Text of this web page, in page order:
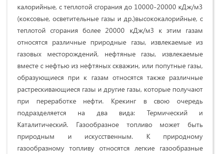
калорийные, с теплотой сгорания до 10000-20000 кДж/м3
(коксовые, осветительные газы и др.)высококалорийные, с
теплотой сгорания более 20000 кДж/м3 к этим газам
относятся различные природные газы, извлекаемые из
газовых месторождений, нефтяные газы, извлекаемые
вместе с нефтью из нефтяных скважин, или попутные газы,
образующиеся при к газам относятся также различные
растрескивающиеся газы и другие газы, которые получают
при переработке нефти. Крекинг в свою очередь
подразделяется на два вида: Термический и
Каталитический. Газообразное топливо может быть
природным и искусственным. К природному
газообразному топливу относятся легкие газообразные